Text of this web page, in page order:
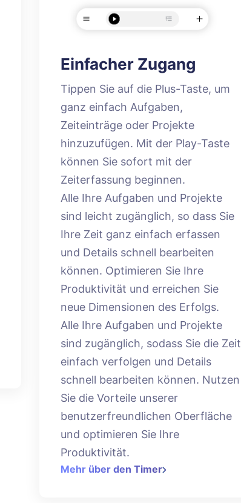
Einfacher Zugang
Tippen Sie auf die Plus-Taste, um
ganz einfach Aufgaben,
Zeiteinträge oder Projekte
hinzuzufügen. Mit der Play-Taste
können Sie sofort mit der
Zeiterfassung beginnen.
Alle Ihre Aufgaben und Projekte
sind leicht zugänglich, so dass Sie
Ihre Zeit ganz einfach erfassen
und Details schnell bearbeiten
können. Optimieren Sie Ihre
Produktivität und erreichen Sie
neue Dimensionen des Erfolgs.
Alle Ihre Aufgaben und Projekte
sind zugänglich, sodass Sie die Zeit
einfach verfolgen und Details
schnell bearbeiten können. Nutzen
Sie die Vorteile unserer
benutzerfreundlichen Oberfläche
und optimieren Sie Ihre
Produktivität.
Mehr über den Timer